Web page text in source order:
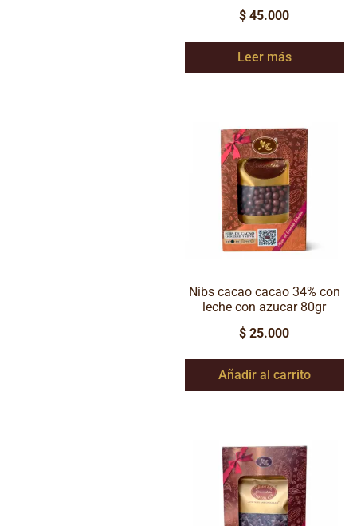
$ 45.000
Leer más
Nibs cacao cacao 34% con
leche con azucar 80gr
$ 25.000
Añadir al carrito